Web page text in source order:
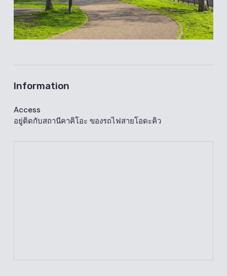
Information
Access
อยู่ติดกับสถานีคาคิโอะ ของรถไฟสายโอดะคิว